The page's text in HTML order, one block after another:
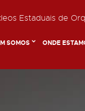
Estaduais de
SOMOS ONDE